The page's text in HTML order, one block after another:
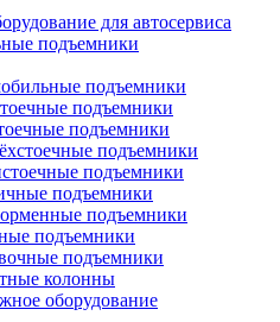
для автосервиса
подъемники
подъемники
подъемники
подъемники
подъемники
подъемники
подъемники
подъемники
подъемники
подъемники
колонны
оборудование